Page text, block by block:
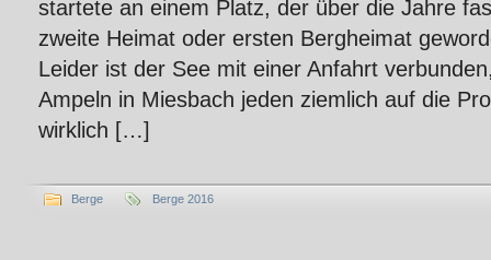
startete an einem Platz, der über die Jahre
zweite Heimat oder ersten Bergheimat
Leider ist der See mit einer Anfahrt
Ampeln in Miesbach jeden ziemlich auf die
wirklich […]
Berge Berge 2016